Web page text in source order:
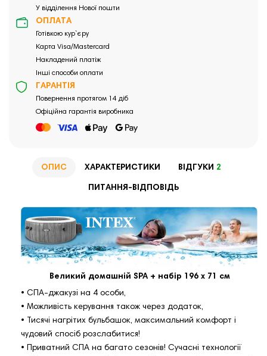
У відділення Нової пошти
ОПЛАТА
Готівкою кур`єру
Карта Visa/Mastercard
Накладений платіж
Інші способи оплати
ГАРАНТІЯ
Повернення протягом 14 діб
Офіційна гарантія виробника
ОПИС ХАРАКТЕРИСТИКИ ВІДГУКИ 2
ПИТАННЯ-ВІДПОВІДЬ
Великий домашній SPA + набір 196 х 71 см
• СПА-джакузі на 4 особи,
• Можливість керування також через додаток,
• Тисячі нагрітих бульбашок, максимальний комфорт і
чудовий спосіб розслабитися!
• Приватний СПА на багато сезонів! Сучасні технології